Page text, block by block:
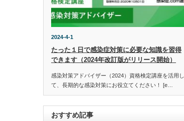
2024-4-1
たった１日で感染症対策に必要な知識を習得
できます（2024年改訂版がリリース開始）
感染対策アドバイザー（2024）資格検定講座を活用し
て、長期的な感染対策にお役立てください！ [e…
おすすめ記事